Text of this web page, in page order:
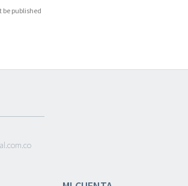
be published